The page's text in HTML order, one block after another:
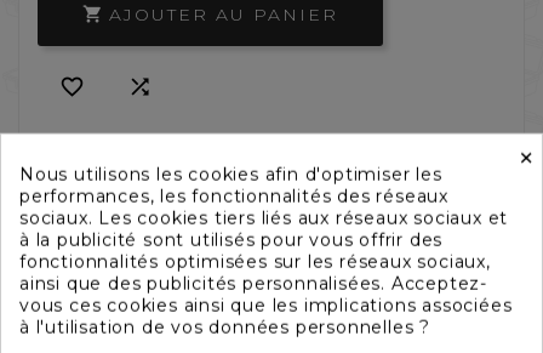
 AJOUTER AU PANIER
 
×
Nous utilisons les cookies afin d'optimiser les
performances, les fonctionnalités des réseaux
sociaux. Les cookies tiers liés aux réseaux sociaux et
à la publicité sont utilisés pour vous offrir des
fonctionnalités optimisées sur les réseaux sociaux,
ainsi que des publicités personnalisées. Acceptez-
vous ces cookies ainsi que les implications associées
à l'utilisation de vos données personnelles ?